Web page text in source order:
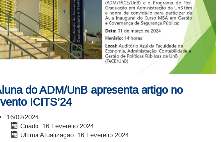
do ADM/UnB apresenta artigo no
ICITS’24
16/02/2024
Criado: 16 Fevereiro 2024
Última Atualização: 16 Fevereiro 2024